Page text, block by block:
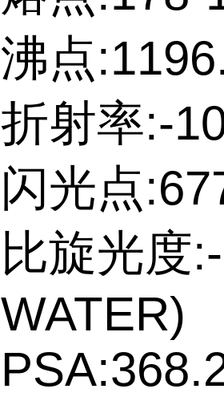
沸点
折射率:-
闪光点
比旋光度
WATER)